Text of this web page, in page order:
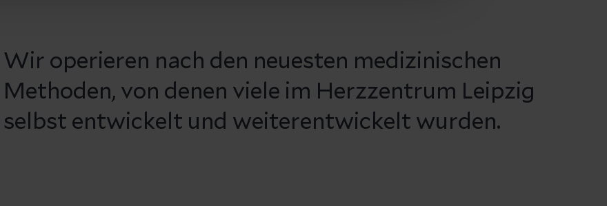
Wir operieren nach den neuesten medizinischen
Methoden, von denen viele im Herzzentrum Leipzig
selbst entwickelt und weiterentwickelt wurden.